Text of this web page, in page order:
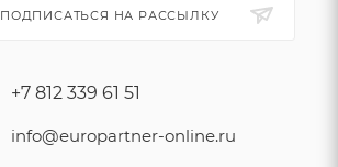
ПОДПИСАТЬСЯ НА РАССЫЛКУ
+7 812 339 61 51
info@europartner-online.ru